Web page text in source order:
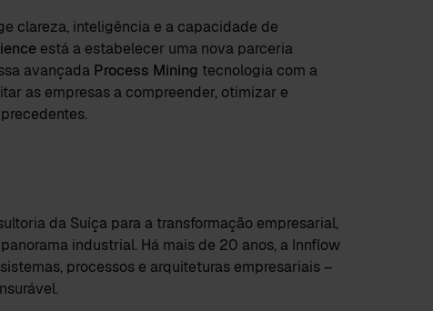
clareza, inteligência e a capacidade de
está a estabelecer uma nova parceria
avançada Process Mining tecnologia com a
as empresas a compreender, otimizar e
da Suíça para a transformação empresarial,
industrial. Há mais de 20 anos, a Innflow
processos e arquiteturas empresariais –